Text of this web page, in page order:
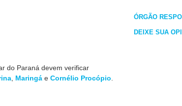
do Paraná devem verificar
Maringá e Cornélio Procópio
ÓRGÃO
DEIXE SUA